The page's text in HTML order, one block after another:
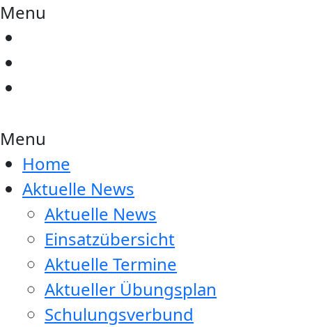
Menu
Menu
Home
Aktuelle News
Aktuelle News
Einsatzübersicht
Aktuelle Termine
Aktueller Übungsplan
Schulungsverbund